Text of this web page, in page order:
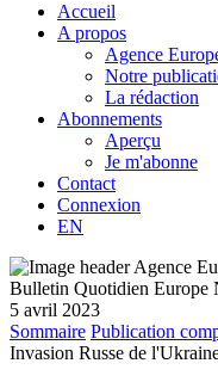
Accueil
A propos
Agence
Notre
La rédaction
Abonnements
Aperçu
Je m'abonne
Contact
Connexion
EN
Bulletin Quotidien Europe
5 avril 2023
Sommaire Publication
Invasion Russe de